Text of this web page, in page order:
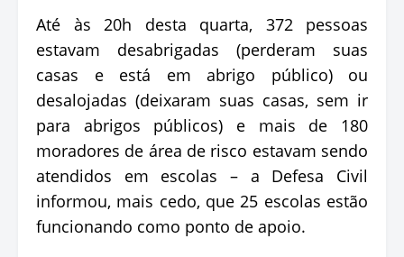
Até às 20h desta quarta, 372 pessoas
estavam desabrigadas (perderam suas
casas e está em abrigo público) ou
desalojadas (deixaram suas casas, sem ir
para abrigos públicos) e mais de 180
moradores de área de risco estavam sendo
atendidos em escolas – a Defesa Civil
informou, mais cedo, que 25 escolas estão
funcionando como ponto de apoio.